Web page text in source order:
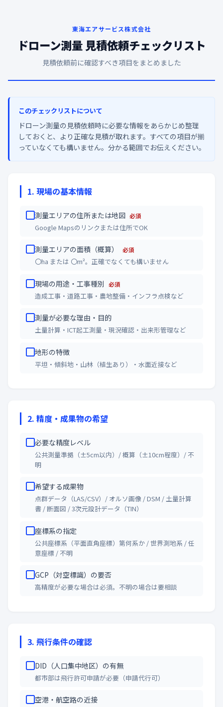
東海エアサービス株式会社
ドローン測量 見積依頼チェックリスト
見積依頼前に確認すべき項目をまとめました
このチェックリストについて
ドローン測量の見積依頼時に必要な情報をあらかじめ整理
しておくと、より正確な見積が取れます。すべての項目が揃
っていなくても構いません。分かる範囲でお伝えください。
1. 現場の基本情報
測量エリアの住所または地図 必須
Google Mapsのリンクまたは住所でOK
測量エリアの面積（概算） 必須
〇ha または 〇m²。正確でなくても構いません
現場の用途・工事種別 必須
造成工事・道路工事・農地整備・インフラ点検など
測量が必要な理由・目的
土量計算・ICT起工測量・現況確認・出来形管理など
地形の特徴
平坦・傾斜地・山林（植生あり）・水面近接など
2. 精度・成果物の希望
必要な精度レベル
公共測量準拠（±5cm以内）/ 概算（±10cm程度）/ 不
明
希望する成果物
点群データ（LAS/CSV）/ オルソ画像 / DSM / 土量計算
書 / 断面図 / 3次元設計データ（TIN）
座標系の指定
公共座標系（平面直角座標）第何系か / 世界測地系 / 任
意座標 / 不明
GCP（対空標識）の要否
高精度が必要な場合は必須。不明の場合は要相談
3. 飛行条件の確認
DID（人口集中地区）の有無
都市部は飛行許可申請が必要（申請代行可）
空港・航空路の近接